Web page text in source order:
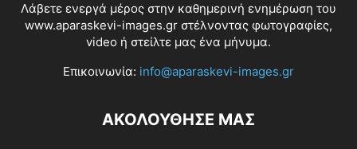
Λάβετε ενεργά μέρος στην καθημερινή ενημέρωση του
www.aparaskevi-images.gr στέλνοντας φωτογραφίες,
video ή στείλτε μας ένα μήνυμα.
Επικοινωνία: info@aparaskevi-images.gr
ΑΚΟΛΟΥΘΗΣΕ ΜΑΣ